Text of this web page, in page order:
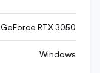
GeForce RTX 3050
Windows